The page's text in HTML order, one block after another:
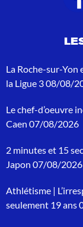
La Roche-sur-Yon
la Ligue 308/08/
Le chef-d’oeuvre
Caen 07/08/2026
2 minutes et 15
Japon 07/08/2026
Athlétisme |
seulement 19 ans